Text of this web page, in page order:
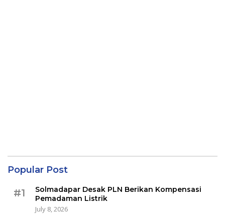
Popular Post
#1
Solmadapar Desak PLN Berikan Kompensasi
Pemadaman Listrik
July 8, 2026